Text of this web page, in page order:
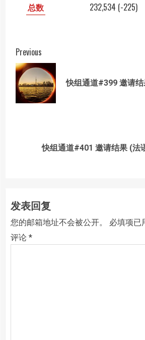
总数
232,534 (-225)
Post
navigation
Previous
快组通道#399 邀请
快组通道#401 邀请结果 (法
发表回复
您的邮箱地址不会被公开。 必填项已
评论 *